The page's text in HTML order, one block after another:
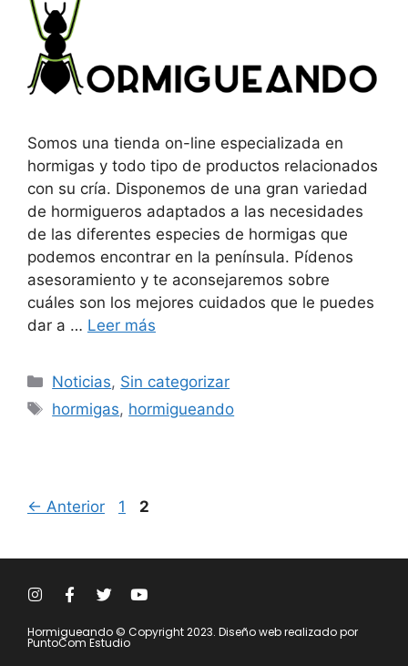
Somos una tienda on-line especializada en
hormigas y todo tipo de productos relacionados
con su cría. Disponemos de una gran variedad
de hormigueros adaptados a las necesidades
de las diferentes especies de hormigas que
podemos encontrar en la península. Pídenos
asesoramiento y te aconsejaremos sobre
cuáles son los mejores cuidados que le puedes
dar a … Leer más
Noticias, Sin categorizar
hormigas, hormigueando
← Anterior 1 2
Hormigueando © Copyright 2023. Diseño web realizado por
PuntoCom Estudio